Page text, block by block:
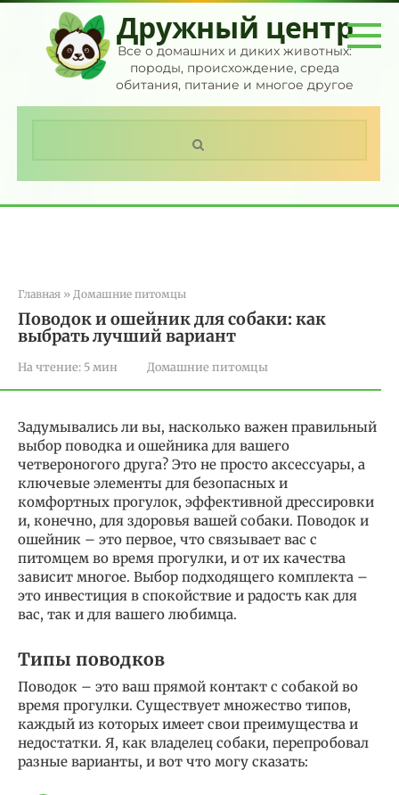
Перейти
контенту
Дружный центр
Все о домашних и диких животных:
породы, происхождение, среда
обитания, питание и многое другое
Главная » Домашние питомцы
Поводок и ошейник для собаки: как
выбрать лучший вариант
На чтение: 5 мин Домашние питомцы
Задумывались ли вы, насколько важен правильный
выбор поводка и ошейника для вашего
четвероногого друга? Это не просто аксессуары, а
ключевые элементы для безопасных и
комфортных прогулок, эффективной дрессировки
и, конечно, для здоровья вашей собаки. Поводок и
ошейник – это первое, что связывает вас с
питомцем во время прогулки, и от их качества
зависит многое. Выбор подходящего комплекта –
это инвестиция в спокойствие и радость как для
вас, так и для вашего любимца.
Типы поводков
Поводок – это ваш прямой контакт с собакой во
время прогулки. Существует множество типов,
каждый из которых имеет свои преимущества и
недостатки. Я, как владелец собаки, перепробовал
разные варианты, и вот что могу сказать: